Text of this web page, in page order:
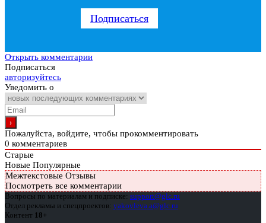
Подписаться
Открыть комментарии
Подписаться
авторизуйтесь
Уведомить о
Пожалуйста, войдите, чтобы прокомментировать
0 комментариев
Старые
Новые Популярные
Межтекстовые Отзывы
Посмотреть все комментарии
Вопросы по материалам и подписке: support@glc.ru
Отдел рекламы и спецпроектов: yakovleva.a@glc.ru
Контент 18+